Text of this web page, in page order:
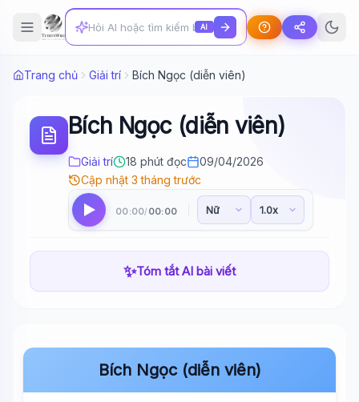
AI
Trang chủ Giải trí Bích Ngọc (diễn viên)
Bích Ngọc (diễn viên)
Giải trí 18 phút đọc
09/04/2026
Cập nhật 3 tháng trước
00:00/ 00:00
✨Tóm tắt AI bài viết
Bích Ngọc (diễn viên)